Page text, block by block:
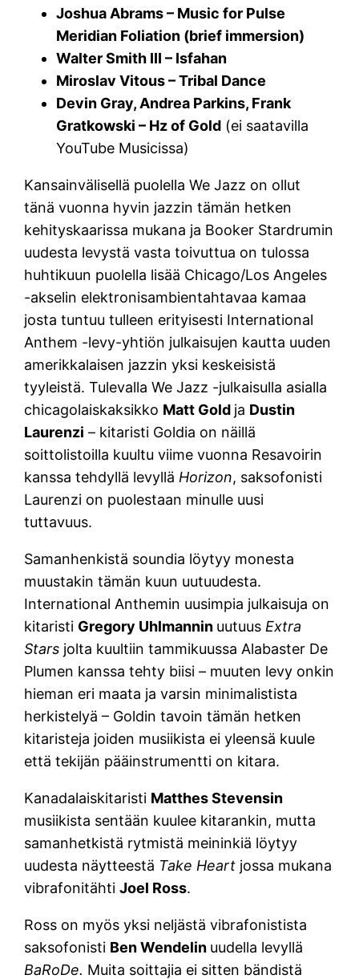
Joshua Abrams – Music for Pulse
Meridian Foliation (brief immersion)
Walter Smith III – Isfahan
Miroslav Vitous – Tribal Dance
Devin Gray, Andrea Parkins, Frank
Gratkowski – Hz of Gold (ei saatavilla
YouTube Musicissa)
Kansainvälisellä puolella We Jazz on ollut
tänä vuonna hyvin jazzin tämän hetken
kehityskaarissa mukana ja Booker Stardrumin
uudesta levystä vasta toivuttua on tulossa
huhtikuun puolella lisää Chicago/Los Angeles
-akselin elektronisambientahtavaa kamaa
josta tuntuu tulleen erityisesti International
Anthem -levy-yhtiön julkaisujen kautta uuden
amerikkalaisen jazzin yksi keskeisistä
tyyleistä. Tulevalla We Jazz -julkaisulla asialla
chicagolaiskaksikko Matt Gold ja Dustin
Laurenzi – kitaristi Goldia on näillä
soittolistoilla kuultu viime vuonna Resavoirin
kanssa tehdyllä levyllä Horizon, saksofonisti
Laurenzi on puolestaan minulle uusi
tuttavuus.
Samanhenkistä soundia löytyy monesta
muustakin tämän kuun uutuudesta.
International Anthemin uusimpia julkaisuja on
kitaristi Gregory Uhlmannin uutuus Extra
Stars jolta kuultiin tammikuussa Alabaster De
Plumen kanssa tehty biisi – muuten levy onkin
hieman eri maata ja varsin minimalistista
herkistelyä – Goldin tavoin tämän hetken
kitaristeja joiden musiikista ei yleensä kuule
että tekijän pääinstrumentti on kitara.
Kanadalaiskitaristi Matthes Stevensin
musiikista sentään kuulee kitarankin, mutta
samanhetkistä rytmistä meininkiä löytyy
uudesta näytteestä Take Heart jossa mukana
vibrafonitähtiJoel Ross.
Ross on myös yksi neljästä vibrafonistista
saksofonisti Ben Wendelin uudella levyllä
BaRoDe. Muita soittajia ei sitten bändistä